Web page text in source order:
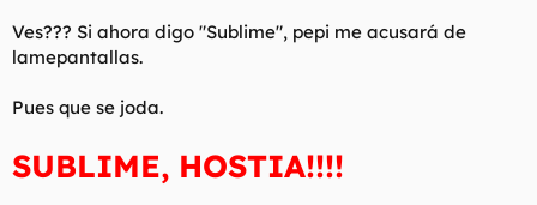
Ves??? Si ahora digo "Sublime", pepi me acusará de
lamepantallas.
Pues que se joda.
SUBLIME, HOSTIA!!!!